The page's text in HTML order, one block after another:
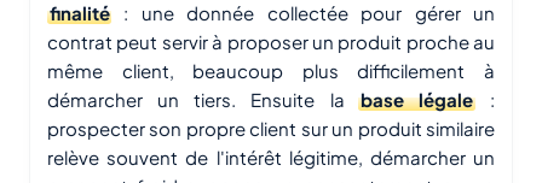
finalité : une donnée collectée pour gérer un
contrat peut servir à proposer un produit proche au
même client, beaucoup plus difficilement à
démarcher un tiers. Ensuite labase légale:
prospecter son propre client sur un produit similaire
relève souvent de l'intérêt légitime, démarcher un